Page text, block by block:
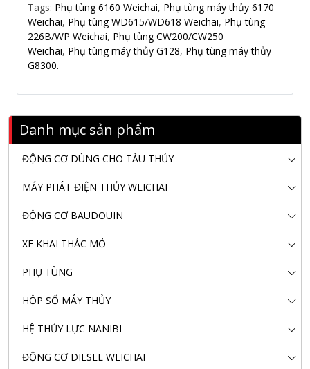
Danh mục sản phẩm
ĐỘNG CƠ DÙNG CHO TÀU THỦY
MÁY PHÁT ĐIỆN THỦY WEICHAI
ĐỘNG CƠ BAUDOUIN
XE KHAI THÁC MỎ
PHỤ TÙNG
HỘP SỐ MÁY THỦY
HỆ THỦY LỰC NANIBI
ĐỘNG CƠ DIESEL WEICHAI
Tags: Phụ tùng 6160 Weichai, Phụ tùng máy thủy 6170
Weichai, Phụ tùng WD615/WD618 Weichai, Phụ tùng
226B/WP Weichai, Phụ tùng CW200/CW250
Weichai, Phụ tùng máy thủy G128, Phụ tùng máy thủy
G8300.